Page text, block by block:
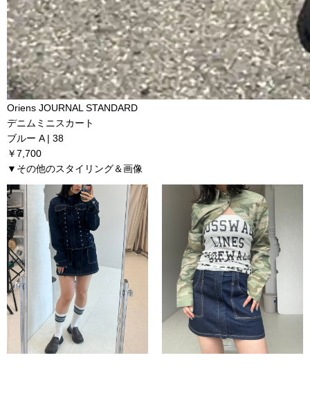
Oriens JOURNAL STANDARD
デニムミニスカート
ブルー A | 38
￥7,700
▼その他のスタイリング＆画像